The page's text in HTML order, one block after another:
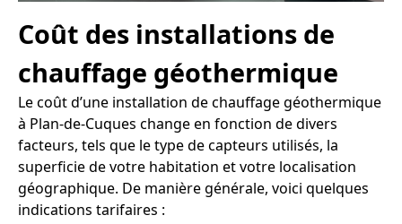
Coût des installations de
chauffage géothermique
Le coût d’une installation de chauffage géothermique
à Plan-de-Cuques change en fonction de divers
facteurs, tels que le type de capteurs utilisés, la
superficie de votre habitation et votre localisation
géographique. De manière générale, voici quelques
indications tarifaires :